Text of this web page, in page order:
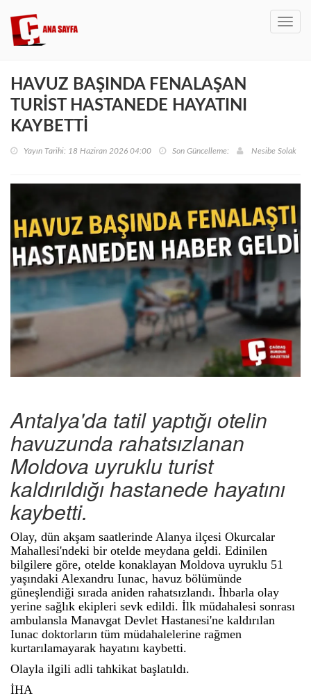
HAVUZ BAŞINDA FENALAŞAN
TURİST HASTANEDE HAYATINI
KAYBETTİ
Yayın Tarihi: 18 Haziran 2026 04:00 Son Güncelleme: Nesibe Solak
Antalya'da tatil yaptığı otelin
havuzunda rahatsızlanan
Moldova uyruklu turist
kaldırıldığı hastanede hayatını
kaybetti.
Olay, dün akşam saatlerinde Alanya ilçesi Okurcalar
Mahallesi'ndeki bir otelde meydana geldi. Edinilen
bilgilere göre, otelde konaklayan Moldova uyruklu 51
yaşındaki Alexandru Iunac, havuz bölümünde
güneşlendiği sırada aniden rahatsızlandı. İhbarla olay
yerine sağlık ekipleri sevk edildi. İlk müdahalesi sonrası
ambulansla Manavgat Devlet Hastanesi'ne kaldırılan
Iunac doktorların tüm müdahalelerine rağmen
kurtarılamayarak hayatını kaybetti.
Olayla ilgili adli tahkikat başlatıldı.
İHA